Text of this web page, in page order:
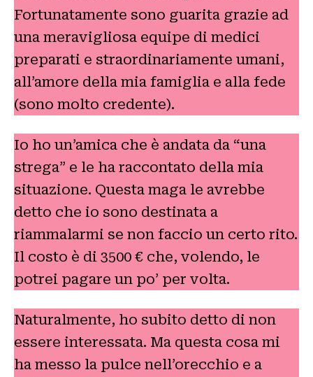
Fortunatamente sono guarita grazie ad
una meravigliosa equipe di medici
preparati e straordinariamente umani,
all’amore della mia famiglia e alla fede
(sono molto credente).
Io ho un’amica che è andata da “una
strega” e le ha raccontato della mia
situazione. Questa maga le avrebbe
detto che io sono destinata a
riammalarmi se non faccio un certo rito.
Il costo è di 3500 € che, volendo, le
potrei pagare un po’ per volta.
Naturalmente, ho subito detto di non
essere interessata. Ma questa cosa mi
ha messo la pulce nell’orecchio e a